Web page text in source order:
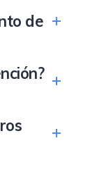
de